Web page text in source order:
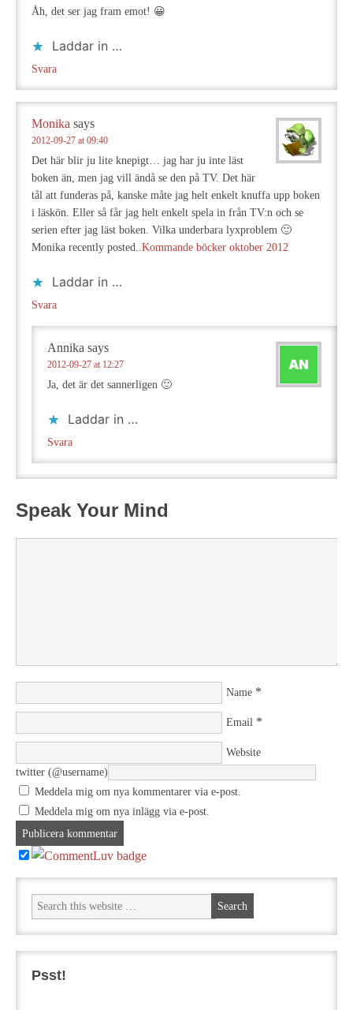
Åh, det ser jag fram emot! 😀
Laddar in …
Svara
Monika says
2012-09-27 at 09:40
Det här blir ju lite knepigt… jag har ju inte läst
boken än, men jag vill ändå se den på TV. Det här
tål att funderas på, kanske måte jag helt enkelt knuffa upp boken
i läskön. Eller så får jag helt enkelt spela in från TV:n och se
serien efter jag läst boken. Vilka underbara lyxproblem 🙂
Monika recently posted..Kommande böcker oktober 2012
Laddar in …
Svara
Annika says
2012-09-27 at 12:27
Ja, det är det sannerligen 🙂
Laddar in …
Svara
Speak Your Mind
Name *
Email *
Website
twitter (@username)
Meddela mig om nya kommentarer via e-post.
Meddela mig om nya inlägg via e-post.
Psst!